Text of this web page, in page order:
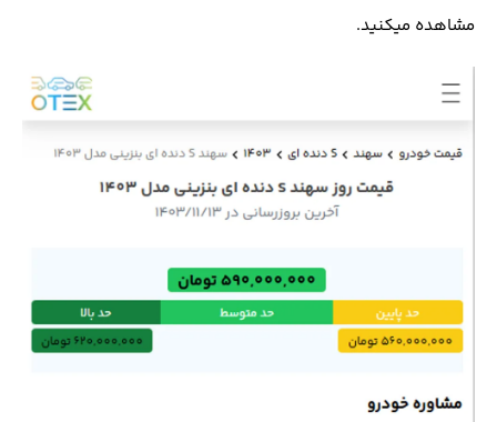
مشاهده میکنید.